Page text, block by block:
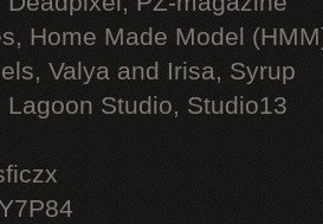
Home Made Model
Valya and Irisa, Syrup
Lagoon Studio, Studio13